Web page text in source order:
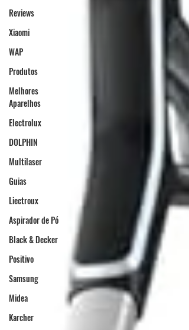
Reviews
Xiaomi
WAP
Produtos
Melhores
Aparelhos
Electrolux
DOLPHIN
Multilaser
Guias
Liectroux
Aspirador de Pó
Black & Decker
Positivo
Samsung
Midea
Karcher